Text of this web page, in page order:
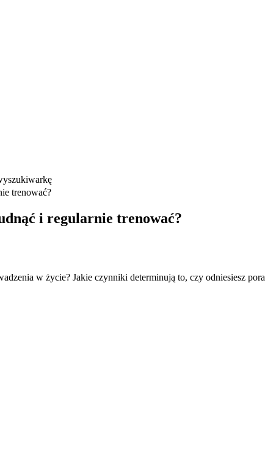
trenować?
i regularnie trenować?
w życie? Jakie czynniki determinują to, czy odniesiesz